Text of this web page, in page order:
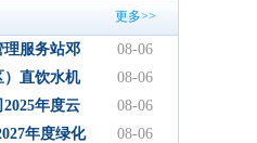
更多>>
理服务站邓
项目结果公
08-06
）直饮水机
08-06
年度云
标候选人公
08-06
年度绿化
08-06
公司
公司
有限公司